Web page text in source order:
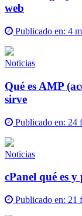
web
Publicado en: 4
Noticias
Qué es AMP
sirve
Publicado en: 24
Noticias
cPanel qué es
Publicado en: 21